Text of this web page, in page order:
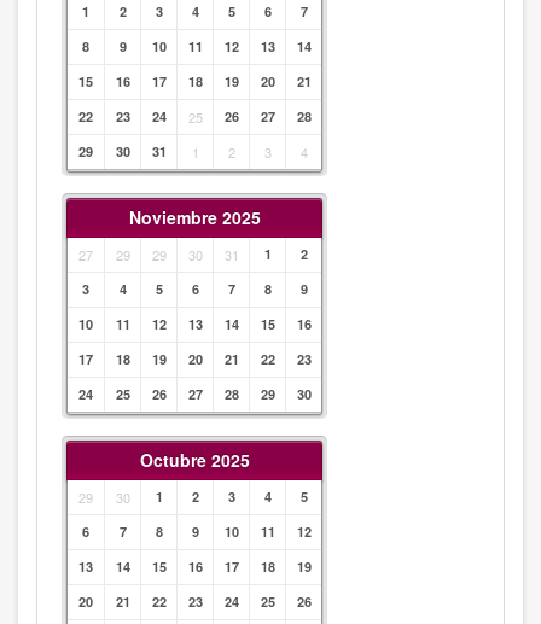
1 2 3 4 5 6
7
8
9 10 11 12 13
14
15
16 17 18 19 20
21
22
23 24 25 26 27
28
29
30 31 1 2 3 4
Noviembre 2025
27 29 29 30 31 1
2
3
4 5 6 7 8
9
10
11 12 13 14 15
16
17
18 19 20 21 22
23
24
25 26 27 28 29 30
Octubre 2025
29 30 1 2 3 4
5
6
7 8 9 10 11
12
13
14 15 16 17 18
19
20
21 22 23 24 25
26